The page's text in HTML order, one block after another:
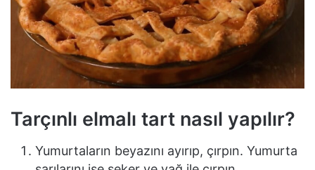
Tarçınlı elmalı tart nasıl yapılır?
Yumurtaların beyazını ayırıp, çırpın. Yumurta